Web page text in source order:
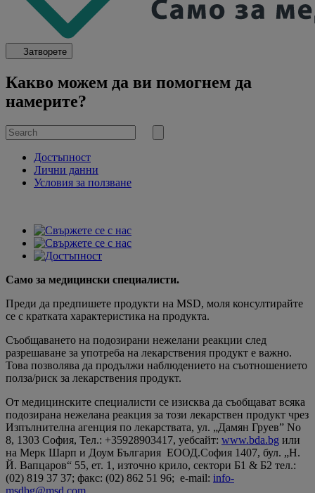
Затворете
Какво можем да ви помогнем да
намерите?
Search
for
Submit
Достъпност
Лични данни
Условия за ползване
Само за медицински специалисти.
Преди да предпишете продукти на MSD, моля консултирайте
се с кратката характеристика на продукта.
Съобщаването на подозирани нежелани реакции след
разрешаване за употреба на лекарствения продукт е важно.
Това позволява да продължи наблюдението на съотношението
полза/риск за лекарствения продукт.
От медицинските специалисти се изисква да съобщават всяка
подозирана нежелана реакция за този лекарствен продукт чрез
Изпълнителна агенция по лекарствата, ул. „Дамян Груев” No
8, 1303 София, Teл.: +35928903417, уебсайт: www.bda.bg или
на Мерк Шарп и Доум България ЕООД.София 1407, бул. „Н.
Й. Вапцаров“ 55, ет. 1, източно крило, сектори Б1 & Б2 тел.:
(02) 819 37 37; факс: (02) 862 51 96; e-mail: info-